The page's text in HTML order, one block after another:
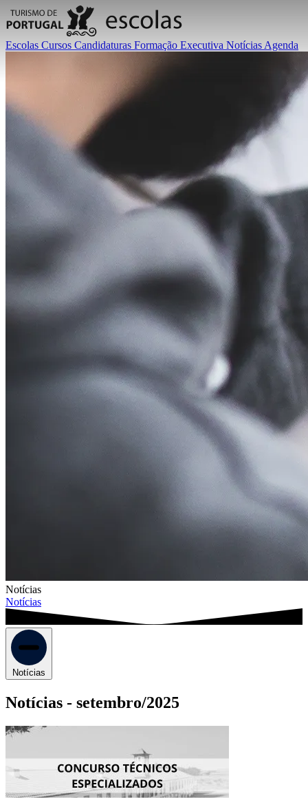
Escolas Cursos Candidaturas Formação Executiva Notícias Agenda
Notícias
Notícias
Notícias
Notícias - setembro/2025